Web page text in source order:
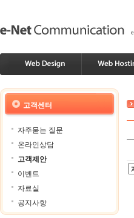
고객센터
자주묻는 질문
온라인상담
고객제안
이벤트
자료실
공지사항